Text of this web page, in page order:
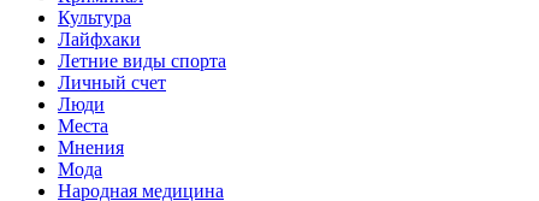
Культура
Лайфхаки
Летние виды спорта
Личный счет
Люди
Места
Мнения
Мода
Народная медицина